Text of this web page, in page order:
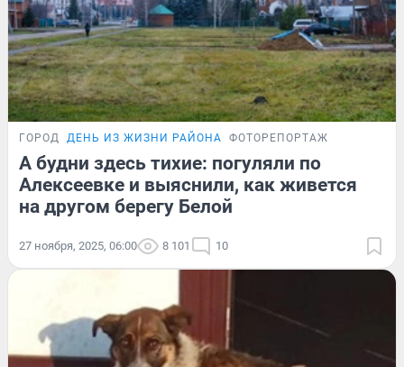
ГОРОД ДЕНЬ ИЗ ЖИЗНИ РАЙОНА ФОТОРЕПОРТАЖ
А будни здесь тихие: погуляли по
Алексеевке и выяснили, как живется
на другом берегу Белой
27 ноября, 2025, 06:00 8 101 10